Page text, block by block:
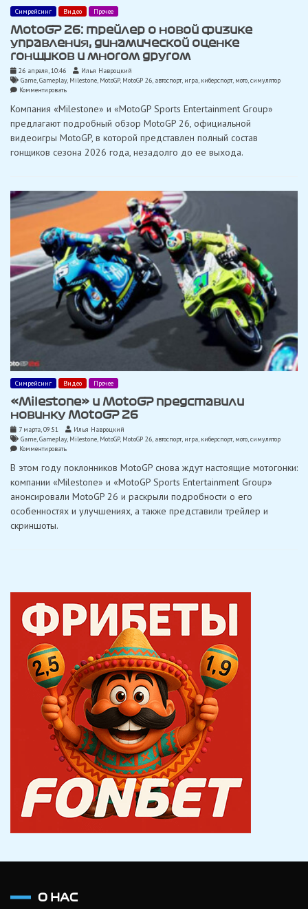
Симрейсинг Видео Прочее
MotoGP 26: трейлер о новой физике
управления, динамической оценке
гонщиков и многом другом
26 апреля, 10:46
Илья Навроцкий
Game,Gameplay, Milestone, MotoGP, MotoGP 26, автоспорт, игра, киберспорт, мото,симулятор
Комментироватьon
26:
о
новой
физике
управления,
и
многом
Компания «Milestone» и «MotoGP Sports Entertainment Group»
предлагают подробный обзор MotoGP 26, официальной
видеоигры MotoGP, в которой представлен полный состав
гонщиков сезона 2026 года, незадолго до ее выхода.
Симрейсинг Видео Прочее
«Milestone» и MotoGP представили
новинку MotoGP 26
7 марта, 09:51
Илья Навроцкий
Game,Gameplay, Milestone, MotoGP, MotoGP 26, автоспорт, игра, киберспорт, мото,симулятор
Комментироватьon
и
MotoGP
представили
новинку
26
В этом году поклонников MotoGP снова ждут настоящие мотогонки:
компании «Milestone» и «MotoGP Sports Entertainment Group»
анонсировали MotoGP 26 и раскрыли подробности о его
особенностях и улучшениях, а также представили трейлер и
скриншоты.
О НАС